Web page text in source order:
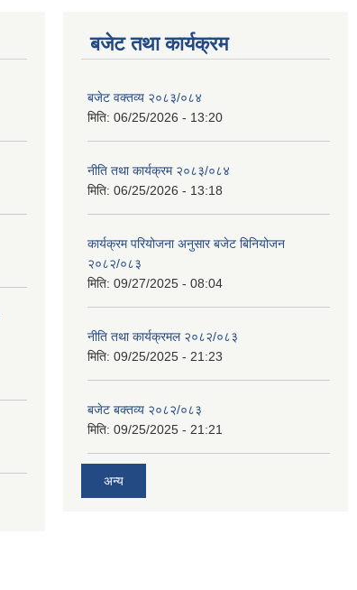
बजेट तथा कार्यक्रम
बजेट वक्तव्य २०८३/०८४
मिति: 06/25/2026 - 13:20
नीति तथा कार्यक्रम २०८३/०८४
मिति: 06/25/2026 - 13:18
कार्यक्रम परियोजना अनुसार बजेट बिनियोजन
२०८२/०८३
मिति: 09/27/2025 - 08:04
नीति तथा कार्यक्रमल २०८२/०८३
मिति: 09/25/2025 - 21:23
बजेट बक्तव्य २०८२/०८३
मिति: 09/25/2025 - 21:21
अन्य